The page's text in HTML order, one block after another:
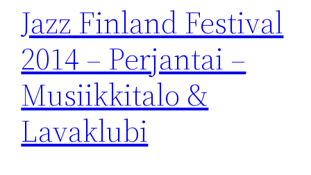
Jazz Finland Festival
2014 – Perjantai –
Musiikkitalo &
Lavaklubi